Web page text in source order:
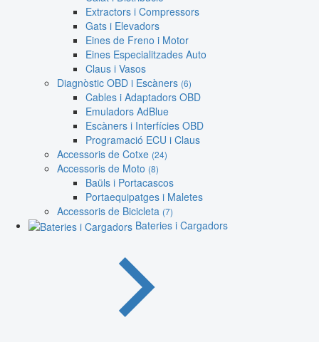
Extractors i Compressors
Gats i Elevadors
Eines de Freno i Motor
Eines Especialitzades Auto
Claus i Vasos
Diagnòstic OBD i Escàners (6)
Cables i Adaptadors OBD
Emuladors AdBlue
Escàners i Interfícies OBD
Programació ECU i Claus
Accessoris de Cotxe (24)
Accessoris de Moto (8)
Baüls i Portacascos
Portaequipatges i Maletes
Accessoris de Bicicleta (7)
Bateries i Cargadors